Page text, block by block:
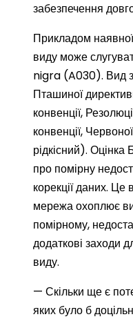
забезпечення
Прикладом
виду може
nigra (A030). Вид
Пташиної
конвенції,
конвенції,
рідкісний). Оцінка
про помірну
корекції даних.
мережа охоплює
помірному,
додаткові заходи
виду.
— Скільки ще є
яких було б